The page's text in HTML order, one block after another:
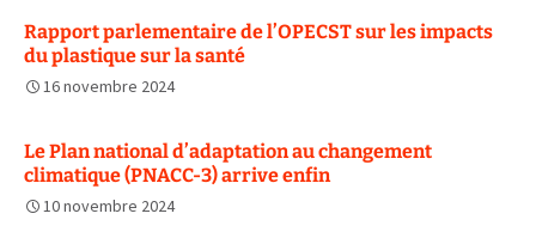
Rapport parlementaire de l’OPECST sur les impacts
du plastique sur la santé
16 novembre 2024
Le Plan national d’adaptation au changement
climatique (PNACC-3) arrive enfin
10 novembre 2024